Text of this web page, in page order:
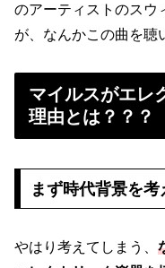
のアーティストのスウ
が、なんかこの曲を聴
マイルスがエレ
理由とは？？？
まず時代背景を考
やはり考えてしまう、